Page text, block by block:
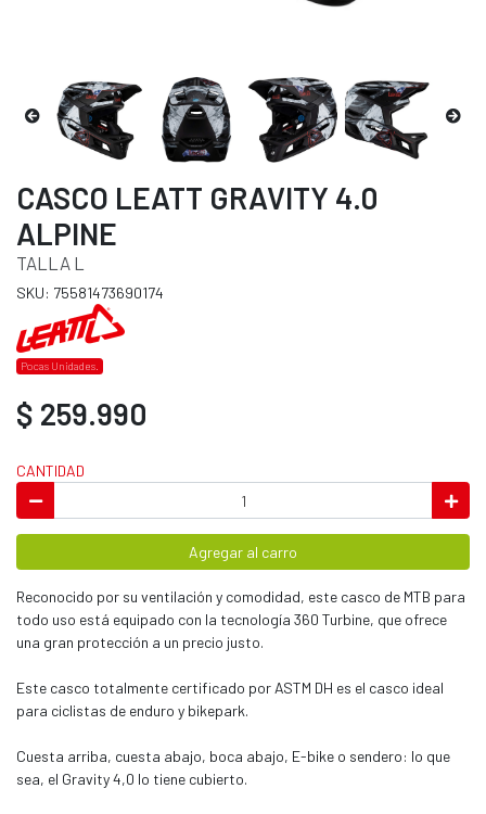
CASCO LEATT GRAVITY 4.0
ALPINE
TALLA L
SKU: 75581473690174
Pocas Unidades.
$ 259.990
CANTIDAD
Agregar al carro
Reconocido por su ventilación y comodidad, este casco de MTB para
todo uso está equipado con la tecnología 360 Turbine, que ofrece
una gran protección a un precio justo.
Este casco totalmente certificado por ASTM DH es el casco ideal
para ciclistas de enduro y bikepark.
Cuesta arriba, cuesta abajo, boca abajo, E-bike o sendero: lo que
sea, el Gravity 4,0 lo tiene cubierto.